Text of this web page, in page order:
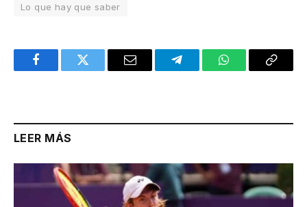
Lo que hay que saber
FacebookTwitter Email TelegramWhatsAppCopy
LEER MÁS